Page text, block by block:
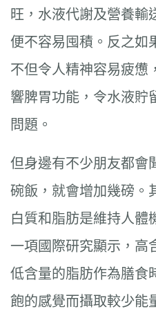
旺，水液代謝及營養輸
便不容易囤積。反之如
不但令人精神容易疲憊
響脾胃功能，令水液貯
問題。
但身邊有不少朋友都會
碗飯，就會增加幾磅。
白質和脂肪是維持人體
一項國際研究顯示，高
低含量的脂肪作為膳食
飽的感覺而攝取較少能